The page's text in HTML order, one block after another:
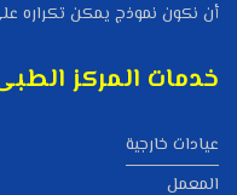
أن نكون نموذج يمكن تكراره
خدمات المركز
عيادات خارجية
المعمل